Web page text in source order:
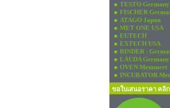
TESTO Germany
FISCHER
ATAGO Japan
MET ONE USA
EUTECH
EXTECH USA
BINDER :
LAUDA Germany
OVEN Memmert
INCUBATOR
ขอใบเสนอราคา คลิ